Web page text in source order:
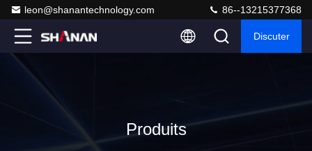
leon@shanantechnology.com 86--13215377368
Discuter
Produits